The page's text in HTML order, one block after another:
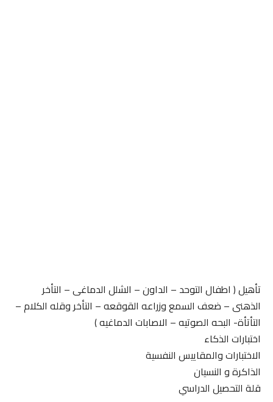
تأهيل ( اطفال التوحد – الداون – الشلل الدماغى – التأخر
الذهنى – ضعف السمع وزراعه القوقعه – التأخر وقله الكلام –
التأتأة- البحه الصوتيه – الاصابات الدماغيه )
اختبارات الذكاء
الاختبارات والمقاييس النفسية
الذاكرة و النسيان
قلة التحصيل الدراسي